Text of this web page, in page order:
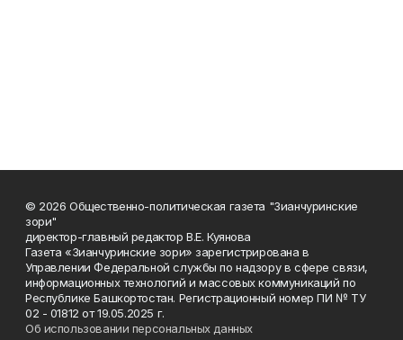
© 2026 Общественно-политическая газета "Зианчуринские
зори"
директор-главный редактор В.Е. Куянова
Газета «Зианчуринские зори» зарегистрирована в
Управлении Федеральной службы по надзору в сфере связи,
информационных технологий и массовых коммуникаций по
Республике Башкортостан. Регистрационный номер ПИ № ТУ
02 - 01812 от 19.05.2025 г.
Об использовании персональных данных